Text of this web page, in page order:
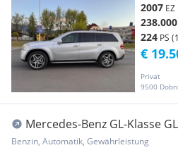
2007 EZ
238.000
224 PS
Privat
9500
€
Mercedes-Benz GL-Klasse
TOP ZUSTAND
Benzin, Automatik, Gewährleistung